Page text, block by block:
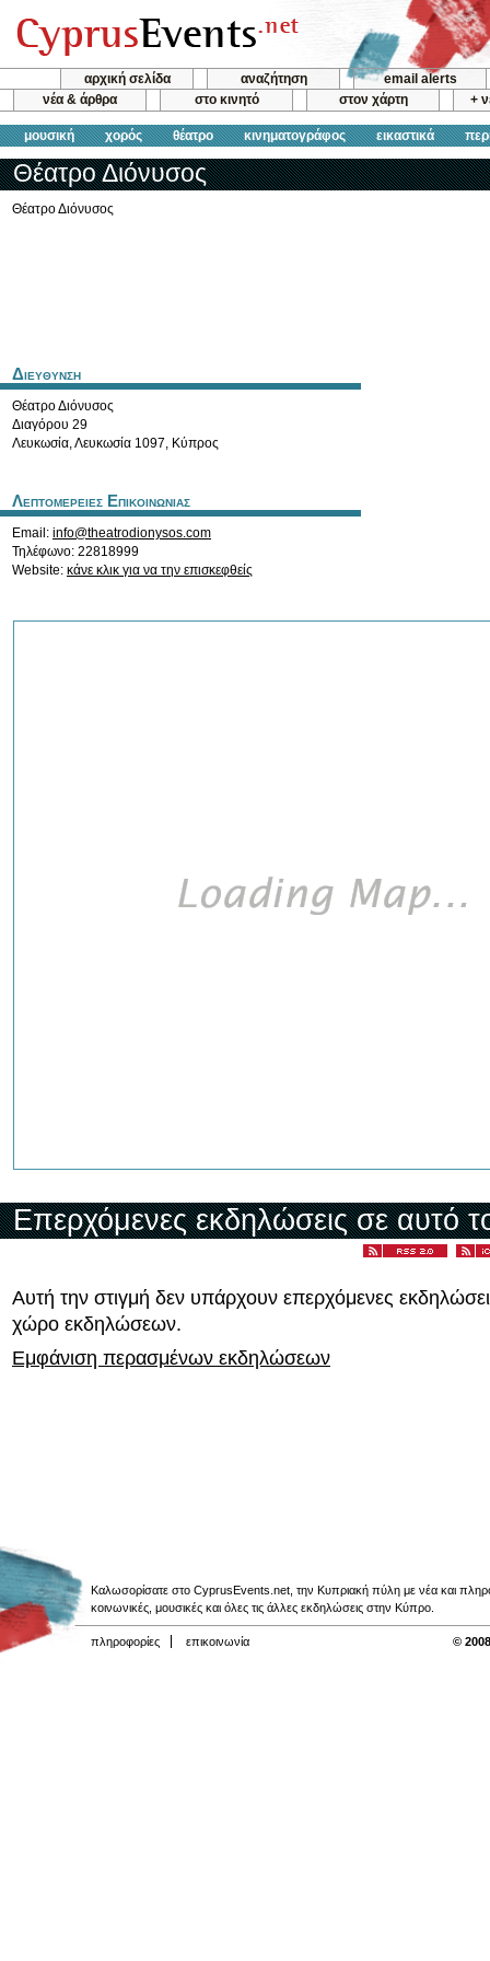
αρχική σελίδα αναζήτηση
email alerts
νέα & άρθρα
στο κινητό στον χάρτη +
μουσική χορός θέατρο κινηματογράφος εικαστικά
Θέατρο Διόνυσος
Θέατρο Διόνυσος
Διευθυνση
Θέατρο Διόνυσος
Διαγόρου 29
Λευκωσία,Λευκωσία 1097, Κύπρος
Λεπτομερειες Επικοινωνιας
Email: info@theatrodionysos.com
Τηλέφωνο: 22818999
Website: κάνε κλικ για να την επισκεφθείς
Επερχόμενες εκδηλώσεις σε αυτό
Αυτή την στιγμή δεν υπάρχουν επερχόμενες
χώρο εκδηλώσεων.
Εμφάνιση περασμένων εκδηλώσεων
Καλωσορίσατε στο CyprusEvents.net, την Κυπριακή πύλη με νέα και
κοινωνικές, μουσικές και όλες τις άλλες εκδηλώσεις στην Κύπρο.
πληροφορίες επικοινωνία ©